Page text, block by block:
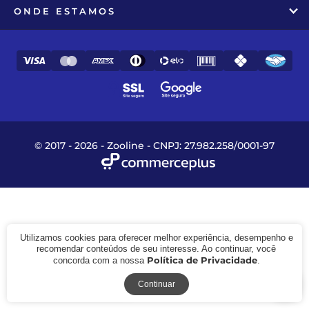
ONDE ESTAMOS
© 2017 - 2026 - Zooline - CNPJ: 27.982.258/0001-97
Utilizamos cookies para oferecer melhor experiência, desempenho e
recomendar conteúdos de seu interesse. Ao continuar, você
concorda com a nossa Política de Privacidade.
Continuar